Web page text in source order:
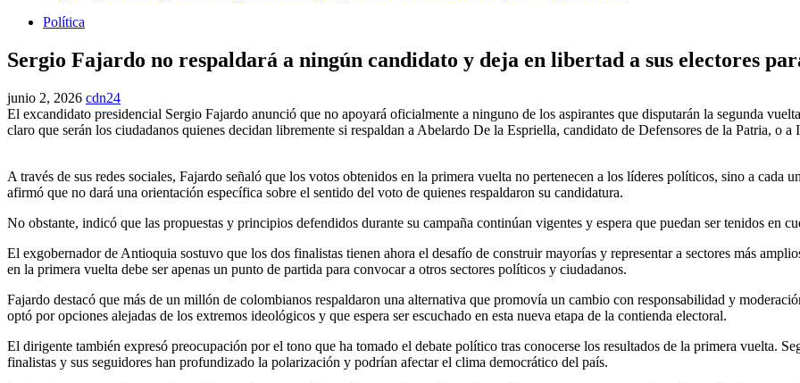
Política
Sergio Fajardo no respaldará a ningún candidato y deja en libertad a sus electores
junio 2, 2026 cdn24
El excandidato presidencial Sergio Fajardo anunció que no apoyará oficialmente a ninguno de los aspirantes que disputarán la segunda
claro que serán los ciudadanos quienes decidan libremente si respaldan a Abelardo De la Espriella, candidato de Defensores de la Patria, o
A través de sus redes sociales, Fajardo señaló que los votos obtenidos en la primera vuelta no pertenecen a los líderes políticos, sino a cada
afirmó que no dará una orientación específica sobre el sentido del voto de quienes respaldaron su candidatura.
No obstante, indicó que las propuestas y principios defendidos durante su campaña continúan vigentes y espera que puedan ser tenidos en
El exgobernador de Antioquia sostuvo que los dos finalistas tienen ahora el desafío de construir mayorías y representar a sectores más
en la primera vuelta debe ser apenas un punto de partida para convocar a otros sectores políticos y ciudadanos.
Fajardo destacó que más de un millón de colombianos respaldaron una alternativa que promovía un cambio con responsabilidad y
optó por opciones alejadas de los extremos ideológicos y que espera ser escuchado en esta nueva etapa de la contienda electoral.
El dirigente también expresó preocupación por el tono que ha tomado el debate político tras conocerse los resultados de la primera vuelta.
finalistas y sus seguidores han profundizado la polarización y podrían afectar el clima democrático del país.